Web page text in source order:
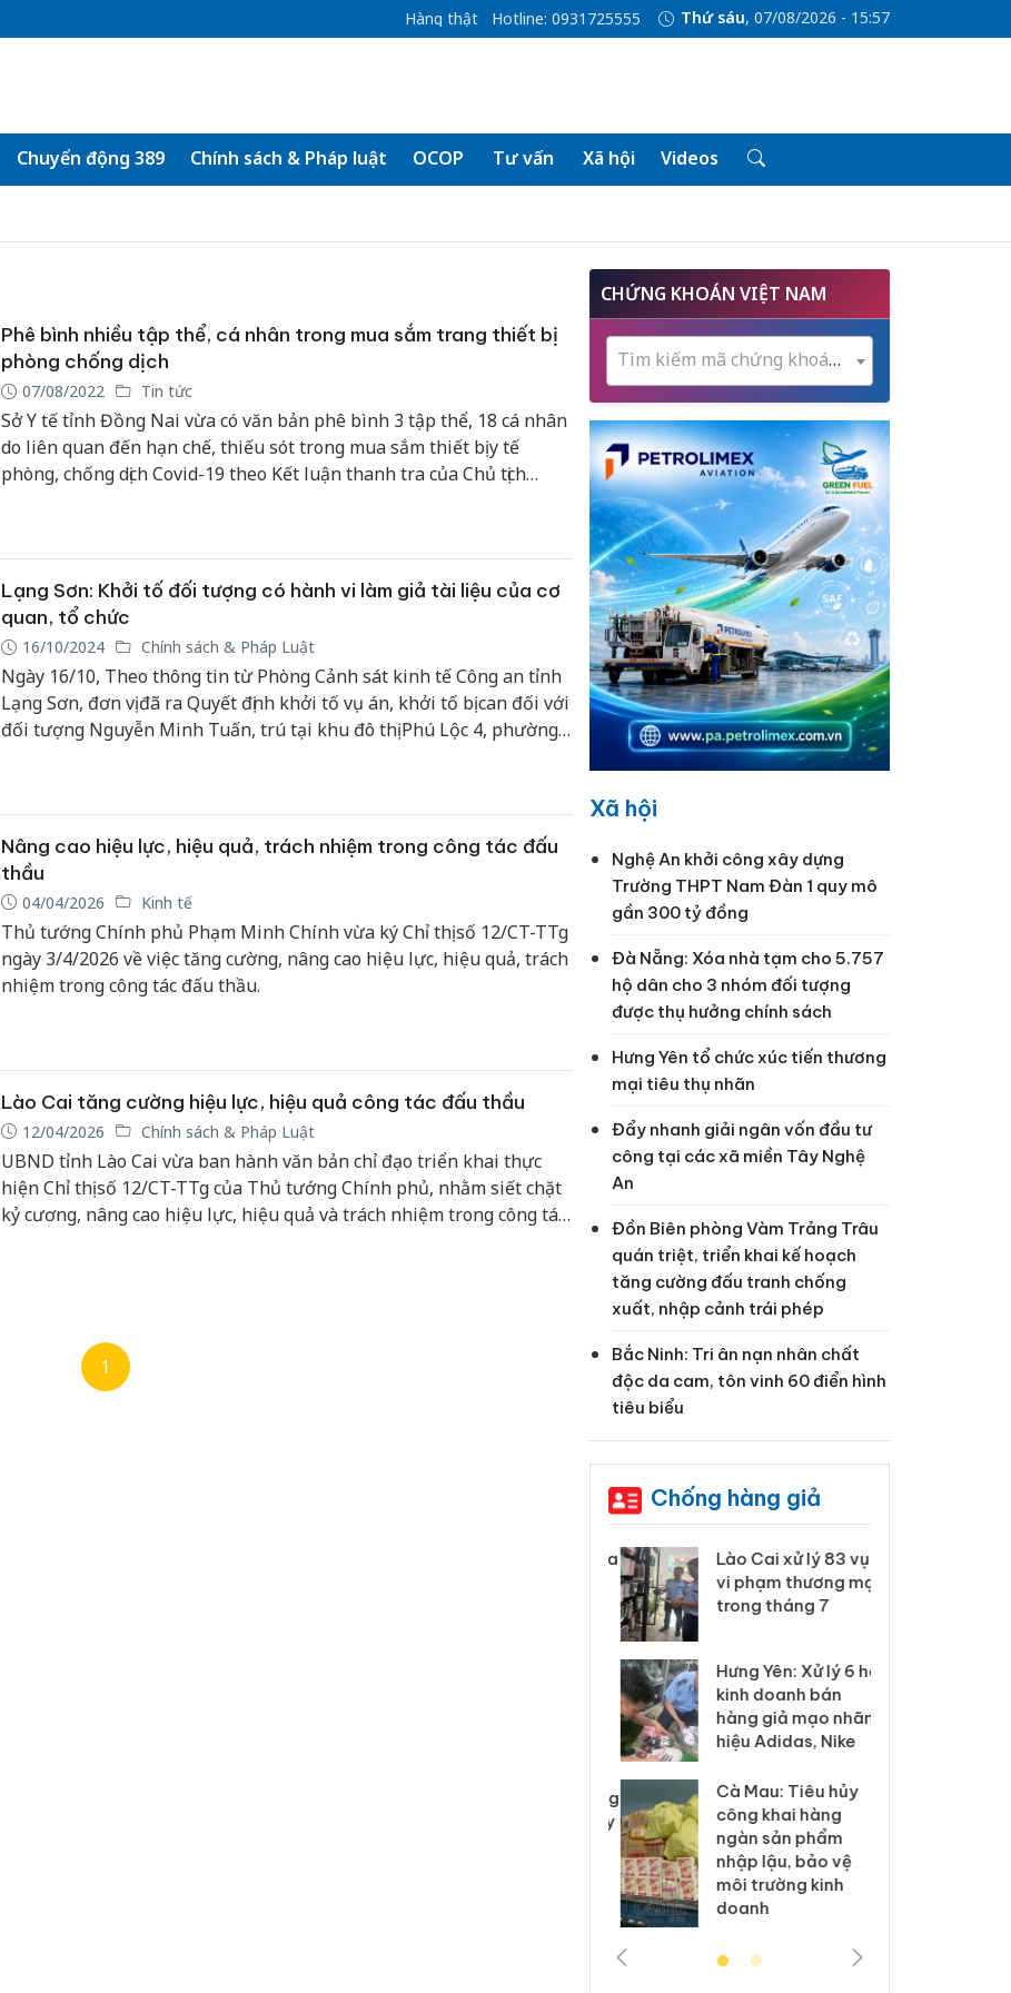
Hàng thật Hotline: 0931725555 Thứ sáu, 07/08/2026 - 15:57
Chuyển động 389 Chính sách & Pháp luật OCOP Tư vấn Xã hội Videos
Phê bình nhiều tập thể, cá nhân trong mua sắm trang thiết bị
phòng chống dịch
07/08/2022 Tin tức
Sở Y tế tỉnh Đồng Nai vừa có văn bản phê bình 3 tập thể, 18 cá nhân
do liên quan đến hạn chế, thiếu sót trong mua sắm thiết bị y tế
phòng, chống dịch Covid-19 theo Kết luận thanh tra của Chủ tịch
Lạng Sơn: Khởi tố đối tượng có hành vi làm giả tài liệu của cơ
quan, tổ chức
16/10/2024 Chính sách & Pháp Luật
Ngày 16/10, Theo thông tin từ Phòng Cảnh sát kinh tế Công an tỉnh
Lạng Sơn, đơn vị đã ra Quyết định khởi tố vụ án, khởi tố bị can đối với
đối tượng Nguyễn Minh Tuấn, trú tại khu đô thị Phú Lộc 4, phường
Nâng cao hiệu lực, hiệu quả, trách nhiệm trong công tác đấu
thầu
04/04/2026 Kinh tế
Thủ tướng Chính phủ Phạm Minh Chính vừa ký Chỉ thị số 12/CT-TTg
ngày 3/4/2026 về việc tăng cường, nâng cao hiệu lực, hiệu quả, trách
nhiệm trong công tác đấu thầu.
Lào Cai tăng cường hiệu lực, hiệu quả công tác đấu thầu
12/04/2026 Chính sách & Pháp Luật
UBND tỉnh Lào Cai vừa ban hành văn bản chỉ đạo triển khai thực
hiện Chỉ thị số 12/CT-TTg của Thủ tướng Chính phủ, nhằm siết chặt
kỷ cương, nâng cao hiệu lực, hiệu quả và trách nhiệm trong công tác
1
CHỨNG KHOÁN VIỆT NAM
Tìm kiếm mã chứng khoán...
Xã hội
Nghệ An khởi công xây dựng
Trường THPT Nam Đàn 1 quy mô
gần 300 tỷ đồng
Đà Nẵng: Xóa nhà tạm cho 5.757
hộ dân cho 3 nhóm đối tượng
được thụ hưởng chính sách
Hưng Yên tổ chức xúc tiến thương
mại tiêu thụ nhãn
Đẩy nhanh giải ngân vốn đầu tư
công tại các xã miền Tây Nghệ
An
Đồn Biên phòng Vàm Trảng Trâu
quán triệt, triển khai kế hoạch
tăng cường đấu tranh chống
xuất, nhập cảnh trái phép
Bắc Ninh: Tri ân nạn nhân chất
độc da cam, tôn vinh 60 điển hình
tiêu biểu
Chống hàng giả
Lào Cai xử lý 83 vụ
vi phạm thương mại
trong tháng 7
Hưng Yên: Xử lý 6 hộ
kinh doanh bán
hàng giả mạo nhãn
hiệu Adidas, Nike
Cà Mau: Tiêu hủy
công khai hàng
ngàn sản phẩm
nhập lậu, bảo vệ
môi trường kinh
doanh